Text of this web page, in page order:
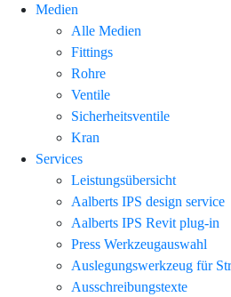
Medien
Alle Medien
Fittings
Rohre
Ventile
Sicherheitsventile
Kran
Services
Leistungsübersicht
Aalberts IPS design service
Aalberts IPS Revit plug-in
Press Werkzeugauswahl
Auslegungswerkzeug für
Ausschreibungstexte